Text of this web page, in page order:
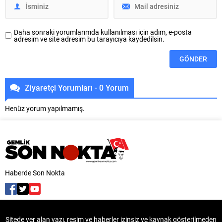
çalışmalarında sona yaklaştı.
Bölgenin en...
Oktay Yılmaz,...
Daha sonraki yorumlarımda kullanılması için adım, e-posta
adresim ve site adresim bu tarayıcıya kaydedilsin.
Ziyaretçi Yorumları - 0 Yorum
Henüz yorum yapılmamış.
Haberde Son Nokta
Sitede yer alan yazı, resim ve haberler izinsiz ve kaynak gösterilmeden